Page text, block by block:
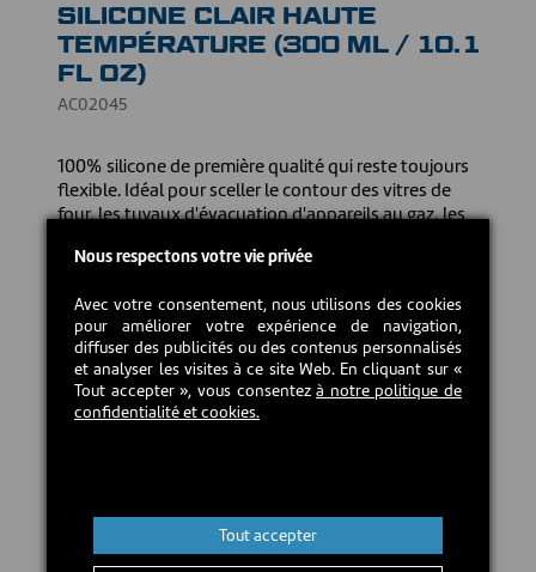
SILICONE CLAIR HAUTE
TEMPÉRATURE (300 ML / 10.1
FL OZ)
AC02045
100% silicone de première qualité qui reste toujours
flexible. Idéal pour sceller le contour des vitres de
four, les tuyaux d'évacuation d'appareils au gaz, les
métalliques; remplacer les joints de liège, de
portes de poêles et foyers. N'affecte pas les
détecteurs d'oxygène. Supporte une température
continue de 232°C (450°F).
13,50 CAD$
Ajouter au panier
Nous respectons votre vie privée
Avec votre consentement, nous utilisons des cookies
pour améliorer votre expérience de navigation,
diffuser des publicités ou des contenus personnalisés
et analyser les visites à ce site Web. En cliquant sur «
Tout accepter », vous consentezà notre politique de
confidentialité et cookies.
Tout accepter